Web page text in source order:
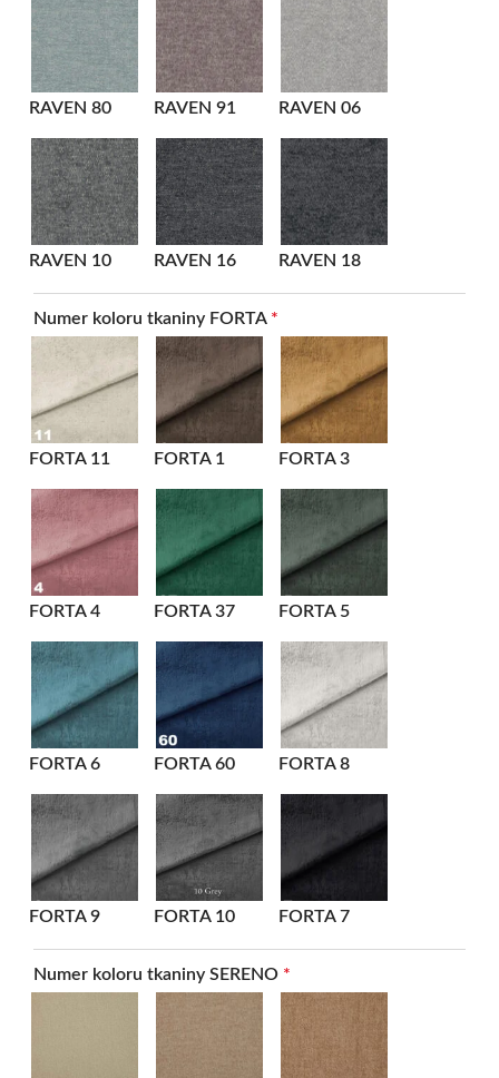
RAVEN 80 RAVEN 91 RAVEN 06
RAVEN 10 RAVEN 16 RAVEN 18
Numer koloru tkaniny FORTA *
FORTA 11 FORTA 1 FORTA 3
FORTA 4 FORTA 37 FORTA 5
FORTA 6 FORTA 60 FORTA 8
FORTA 9 FORTA 10 FORTA 7
Numer koloru tkaniny SERENO *